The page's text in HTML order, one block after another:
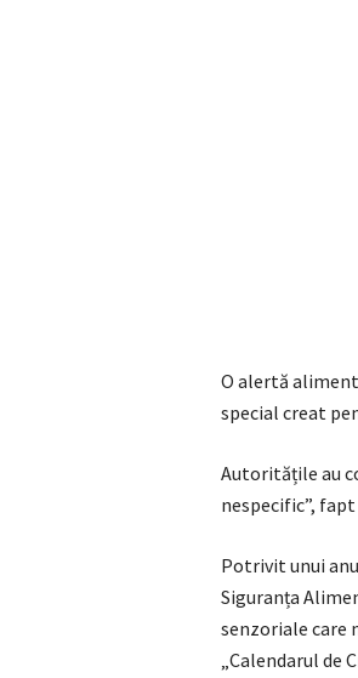
O alertă
special creat
Autoritățile au
nespecific”,
Potrivit unui
Siguranța
senzoriale care
„Calendarul de